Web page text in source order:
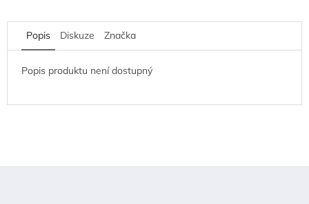
Popis Diskuze Značka
Popis produktu není dostupný